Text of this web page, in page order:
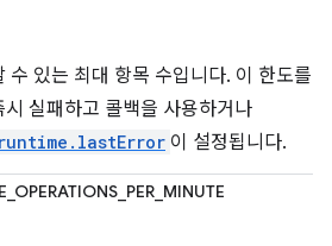
수 있는 최대 항목 수입니다. 이 한도를
실패하고 콜백을 사용하거나
runtime.lastError 이 설정됩니다.